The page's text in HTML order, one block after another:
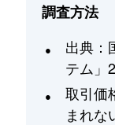
調査方法
出典：
テム」
取引価
まれな